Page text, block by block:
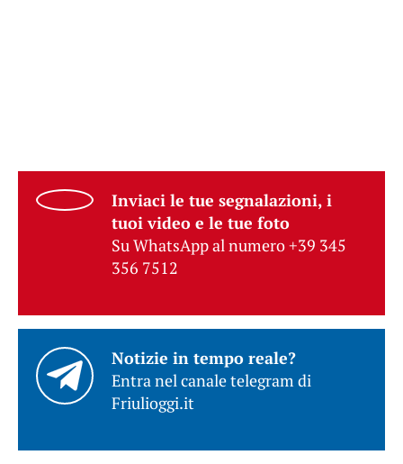
Inviaci le tue segnalazioni, i
tuoi video e le tue foto
Su WhatsApp al numero +39 345
356 7512
Notizie in tempo reale?
Entra nel canale telegram di
Friulioggi.it